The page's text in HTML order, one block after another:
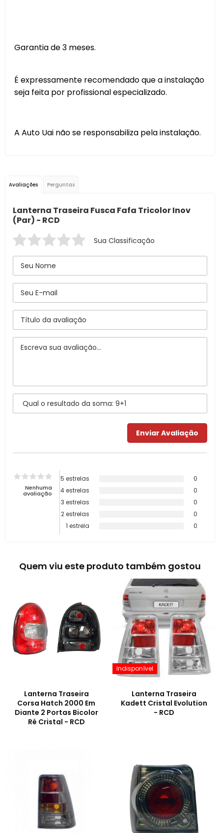
Garantia de 3 meses.
É expressamente recomendado que a instalação
seja feita por profissional especializado.
A Auto Uai não se responsabiliza pela instalação.
Avaliações Perguntas
Lanterna Traseira Fusca Fafa Tricolor Inov
(Par) - RCD
Sua Classificação
Nenhuma
avaliação
5 estrelas
0
4 estrelas
0
3 estrelas
0
2 estrelas
0
1 estrela
0
Quem viu este produto também gostou
Lanterna Traseira
Corsa Hatch 2000 Em
Diante 2 Portas Bicolor
Ré Cristal - RCD
Lanterna Traseira
Kadett Cristal Evolution
- RCD
Indisponível